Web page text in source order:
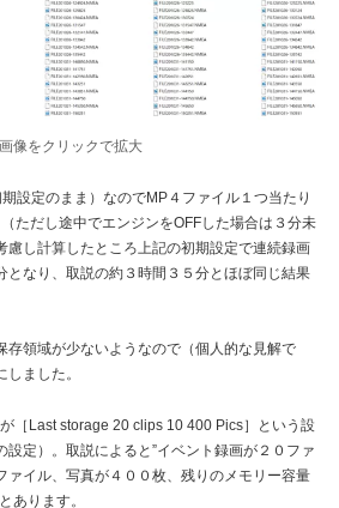
画像をクリックで拡大
設定のまま）なのでMP４ファイル１つ当たり
ただし途中でエンジンをOFFした場合は３分未
慮し計算したところ上記の初期設定で連続録画
となり、取説の約３時間３５分とほぼ同じ結果
存領域が少ないようなので（個人的な見解で
ました。
［Last storage 20 clips 10 400 Pics］という設
設定）。取説によると”イベント録画が２０ファ
ァイル、写真が４００枚、残りのメモリー容量
あります。